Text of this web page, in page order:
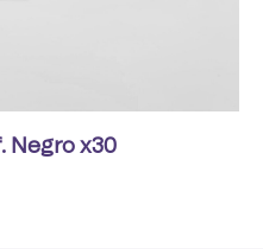
Negro x30